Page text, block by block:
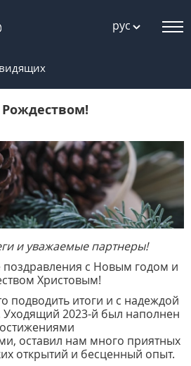
рус
и уважаемые партнеры!
с Новым годом и
Христовым!
подводить итоги и с надеждой
Уходящий 2023-й был наполнен
оставил нам много приятных
открытий и бесценный опыт.